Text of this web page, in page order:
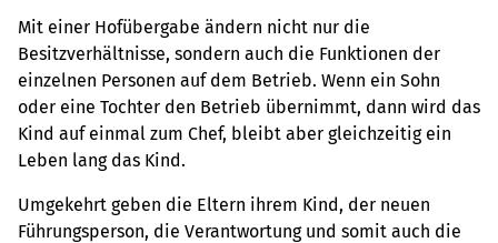
Mit einer Hofübergabe ändern nicht nur die
Besitzverhältnisse, sondern auch die Funktionen der
einzelnen Personen auf dem Betrieb. Wenn ein Sohn
oder eine Tochter den Betrieb übernimmt, dann wird das
Kind auf einmal zum Chef, bleibt aber gleichzeitig ein
Leben lang das Kind.
Umgekehrt geben die Eltern ihrem Kind, der neuen
Führungsperson, die Verantwortung und somit auch die